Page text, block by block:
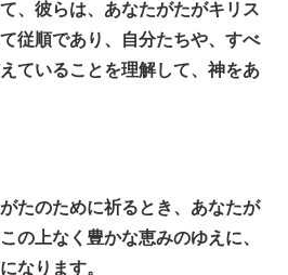
、彼らは、あなたがたがキリス
従順であり、自分たちや、すべ
ていることを理解して、神をあ
たのために祈るとき、あなたが
の上なく豊かな恵みのゆえに、
なります。